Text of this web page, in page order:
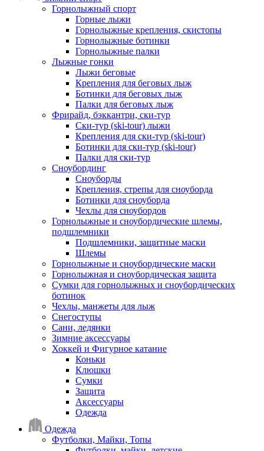
Горнолыжный спорт
Горные лыжи
Горнолыжные крепления, скистопы
Горнолыжные ботинки
Горнолыжные палки
Лыжные гонки
Лыжи беговые
Крепления для беговых лыж
Ботинки для беговых лыж
Палки для беговых лыж
Фрирайд, бэккантри, ски-тур
Ски-тур (ski-tour) лыжи
Крепления для ски-тур (ski-tour)
Ботинки для ски-тур (ski-tour)
Палки для ски-тур
Сноубординг
Сноуборды
Крепления, стрепы для сноуборда
Ботинки для сноуборда
Чехлы для сноубордов
Горнолыжные и сноубордические шлемы,
подшлемники
Подшлемники, защитные маски
Шлемы
Горнолыжные и сноубордические маски
Горнолыжная и сноубордическая защита
Сумки для горнолыжных и сноубордических
ботинок
Чехлы, манжеты для лыж
Снегоступы
Сани, ледянки
Зимние аксессуары
Хоккей и Фигурное катание
Коньки
Клюшки
Сумки
Защита
Аксессуары
Одежда
Одежда
Футболки, Майки, Топы